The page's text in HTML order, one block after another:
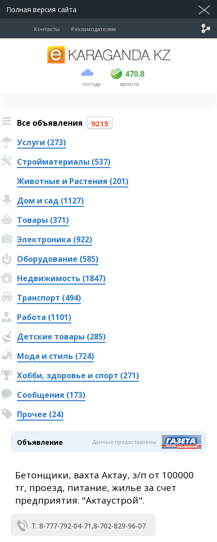
Полная версия сайта
Контакты Рекламодателям
погода
470.8
покупка продажа
USD 468.5 470.8
EUR валюта
Все объявления 9215
Услуги (273)
Стройматериалы (537)
Животные и Растения (201)
Дом и сад (1127)
Товары (371)
Электроника (922)
Оборудование (585)
Недвижимость (1847)
Транспорт (494)
Работа (1101)
Детские товары (285)
Мода и стиль (724)
Хобби, здоровье и спорт (271)
Сообщения (173)
Прочее (24)
Объявление Данные предоставлены
Бетонщики, вахта Актау, з/п от 100000
тг, проезд, питание, жилье за счет
предприятия. "Актаустрой".
Т. 8-777-792-04-71,8-702-829-96-07